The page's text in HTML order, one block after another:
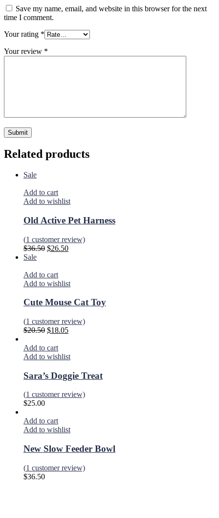
Save my name, email, and website in this browser for the next
time I comment.
Your rating *
Your review *
Related products
Sale
Add to cart
Add to wishlist
Old Active Pet Harness
(1 customer review)
$36.50 $26.50
Sale
Add to cart
Add to wishlist
Cute Mouse Cat Toy
(1 customer review)
$20.50 $18.05
Add to cart
Add to wishlist
Sara’s Doggie Treat
(1 customer review)
$25.00
Add to cart
Add to wishlist
New Slow Feeder Bowl
(1 customer review)
$36.50